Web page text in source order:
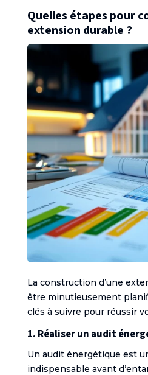
Quelles étapes pour
extension durable ?
La construction d’une
être minutieusement
clés à suivre pour réussir
1. Réaliser un audit
Un audit énergétique est
indispensable avant